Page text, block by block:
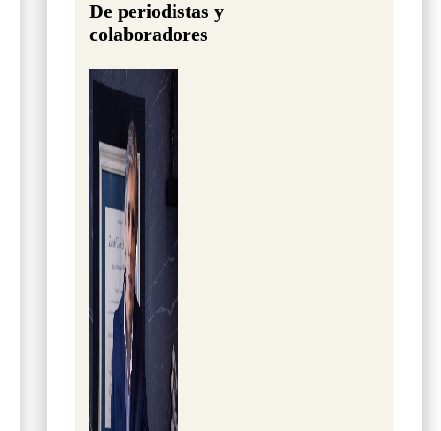
De periodistas y
colaboradores